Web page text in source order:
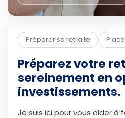
Préparer sa retraite
Préparez votre
sereinement en
investissements.
Je suis ici pour vous aider à